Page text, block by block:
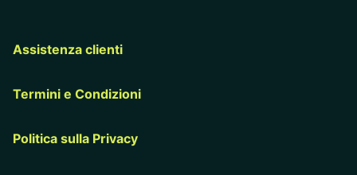
Assistenza clienti
Termini e Condizioni
Politica sulla Privacy